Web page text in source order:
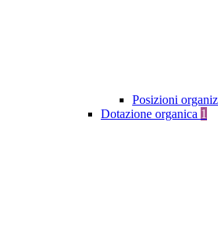
Posizioni
Dotazione organica 1